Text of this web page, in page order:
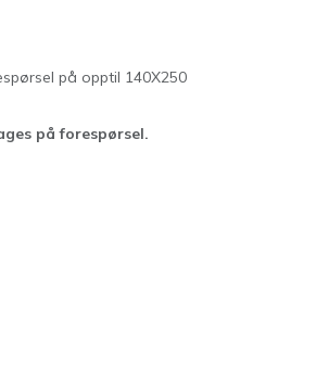
på opptil 140X250
på forespørsel.